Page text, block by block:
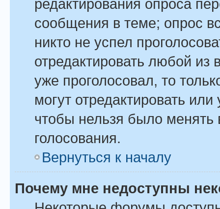
редактирования опроса
сообщения в теме; опрос
никто не успел
отредактировать любой из
уже проголосовал, то
могут отредактировать
чтобы нельзя было менять
голосования.
Вернуться к началу
Почему мне недоступны